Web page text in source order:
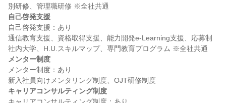
自己啓発支援
自己啓発支援：あり
通信教育支援、資格取得支援、能力開発e-Learning支援、応募制
メンター制度
メンター制度：あり
キャリアコンサルティング制度